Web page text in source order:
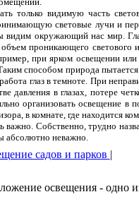
только видимую часть
световые лучи и
видим окружающий нас мир.
объем проникающего
при ярком освещении
способом природа
глаз в темноте. При
давления в глазах, потере
организовать освещение в
в комнате, где находится
Собственно, трудно
абсолютно неважно.
садов и парков |
освещения - одно